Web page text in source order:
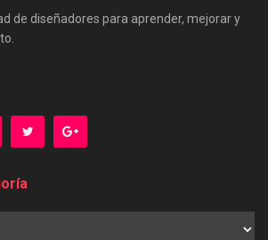
de diseñadores para aprender, mejorar y